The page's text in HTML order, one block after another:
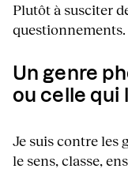
Plutôt à susciter
Un genre
ou celle qui
Je suis contre les
le sens, classe,